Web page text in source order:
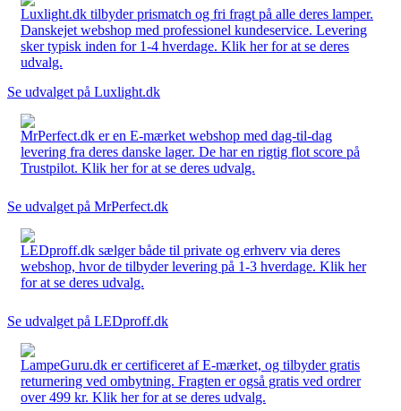
Luxlight.dk tilbyder prismatch og fri fragt på alle deres lamper.
Danskejet webshop med professionel kundeservice. Levering
sker typisk inden for 1-4 hverdage. Klik her for at se deres
udvalg.
Se udvalget på Luxlight.dk
MrPerfect.dk er en E-mærket webshop med dag-til-dag
levering fra deres danske lager. De har en rigtig flot score på
Trustpilot. Klik her for at se deres udvalg.
Se udvalget på MrPerfect.dk
LEDproff.dk sælger både til private og erhverv via deres
webshop, hvor de tilbyder levering på 1-3 hverdage. Klik her
for at se deres udvalg.
Se udvalget på LEDproff.dk
LampeGuru.dk er certificeret af E-mærket, og tilbyder gratis
returnering ved ombytning. Fragten er også gratis ved ordrer
over 499 kr. Klik her for at se deres udvalg.